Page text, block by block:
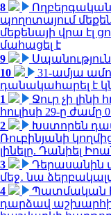
8
պողոտայում
մեքենայի վրա էլ
մահացել է
9
10
31-ամյա
դանակահարել է
1
Ջուր չի լինի
հուլիսի 29-ը ժամը
2
Խստորեն
Ռուբինյանի
լինելը. Դանիել
3
Դերասանին
մեջ․ նա
4
Պատմական
դարձավ աշխարհի